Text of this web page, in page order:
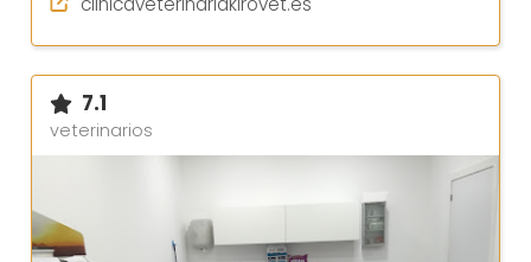
7.1
veterinarios